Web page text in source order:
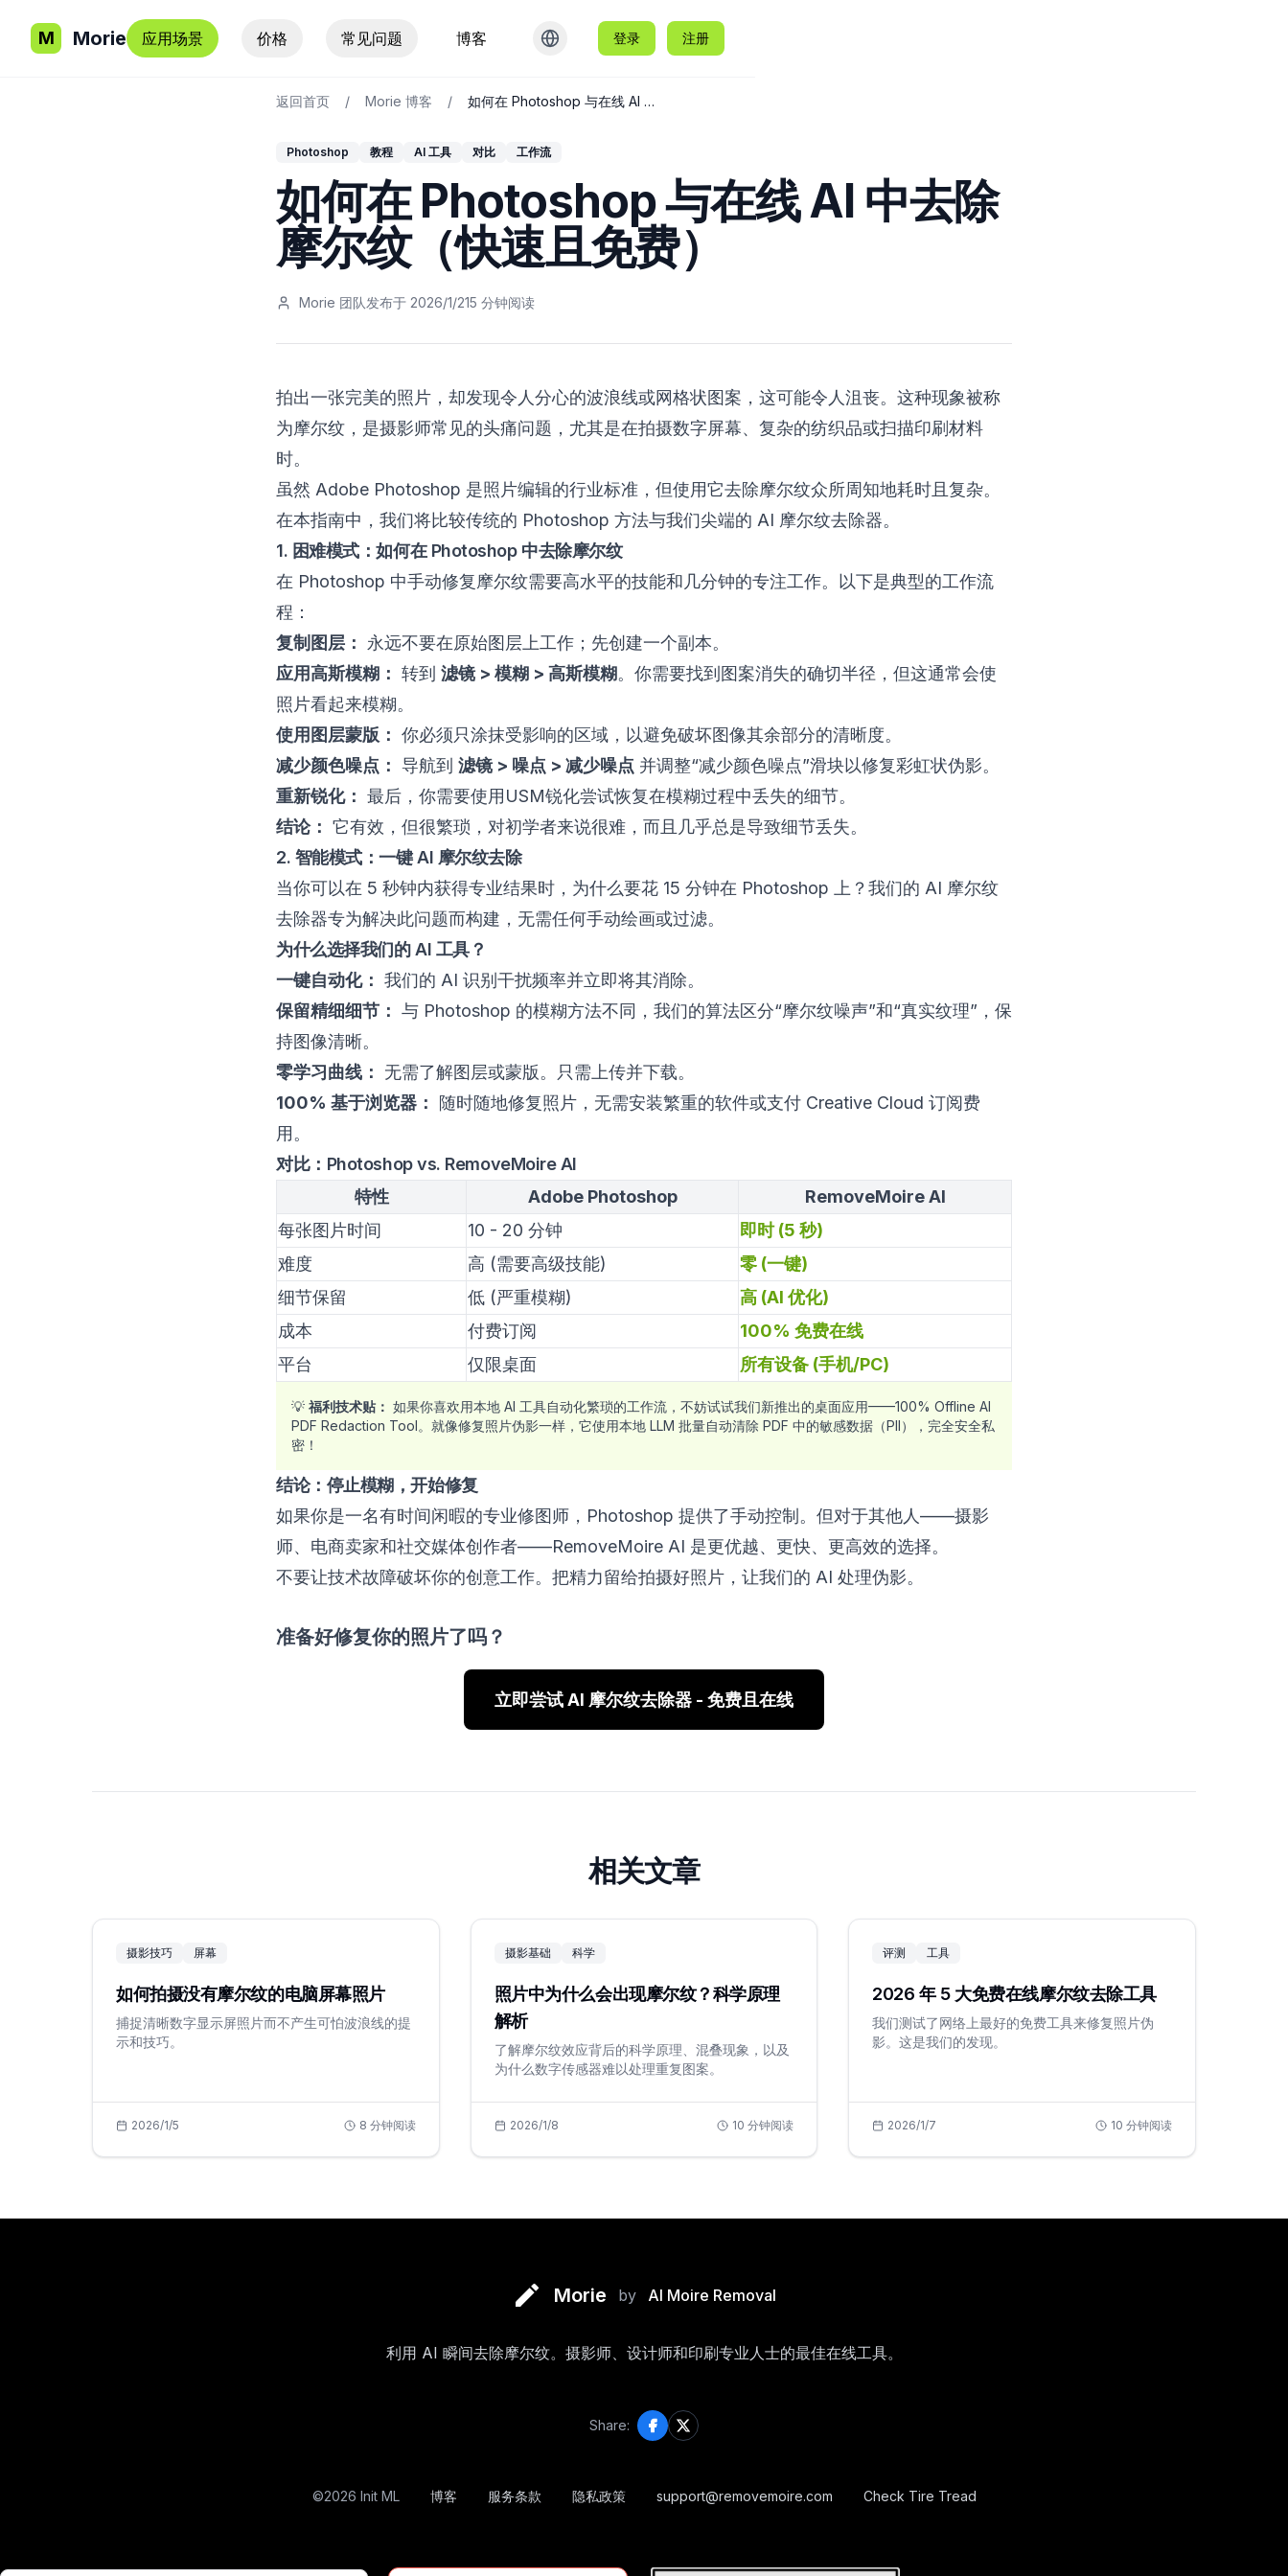
M Morie 应用场景 价格 常见问题 博客 登录 注册
返回首页 / Morie 博客 / 如何在 Photoshop 与在线 AI 中去除摩尔纹（快速且免费）
Photoshop 教程 AI 工具 对比 工作流
如何在 Photoshop 与在线 AI 中去除
摩尔纹（快速且免费）
Morie 团队发布于 2026/1/215 分钟阅读
拍出一张完美的照片，却发现令人分心的波浪线或网格状图案，这可能令人沮丧。这种现象被称
为摩尔纹，是摄影师常见的头痛问题，尤其是在拍摄数字屏幕、复杂的纺织品或扫描印刷材料
时。
虽然 Adobe Photoshop 是照片编辑的行业标准，但使用它去除摩尔纹众所周知地耗时且复杂。
在本指南中，我们将比较传统的 Photoshop 方法与我们尖端的 AI 摩尔纹去除器。
1. 困难模式：如何在 Photoshop 中去除摩尔纹
在 Photoshop 中手动修复摩尔纹需要高水平的技能和几分钟的专注工作。以下是典型的工作流
程：
复制图层：
永远不要在原始图层上工作；先创建一个副本。
应用高斯模糊： 转到 滤镜 > 模糊 > 高斯模糊。你需要找到图案消失的确切半径，但这通常会使
照片看起来模糊。
使用图层蒙版： 你必须只涂抹受影响的区域，以避免破坏图像其余部分的清晰度。
减少颜色噪点： 导航到 滤镜 > 噪点 > 减少噪点 并调整“减少颜色噪点”滑块以修复彩虹状伪影。
重新锐化： 最后，你需要使用USM锐化尝试恢复在模糊过程中丢失的细节。
结论： 它有效，但很繁琐，对初学者来说很难，而且几乎总是导致细节丢失。
2. 智能模式：一键 AI 摩尔纹去除
当你可以在 5 秒钟内获得专业结果时，为什么要花 15 分钟在 Photoshop 上？我们的 AI 摩尔纹
去除器专为解决此问题而构建，无需任何手动绘画或过滤。
为什么选择我们的 AI 工具？
一键自动化： 我们的 AI 识别干扰频率并立即将其消除。
保留精细细节： 与 Photoshop 的模糊方法不同，我们的算法区分“摩尔纹噪声”和“真实纹理”，保
持图像清晰。
零学习曲线：
无需了解图层或蒙版。只需上传并下载。
100% 基于浏览器：
随时随地修复照片，无需安装繁重的软件或支付 Creative Cloud 订阅费
用。
对比：Photoshop vs. RemoveMoire AI
特性
Adobe Photoshop
RemoveMoire AI
每张图片时间
10 - 20 分钟
即时 (5 秒)
难度
高 (需要高级技能)
零 (一键)
细节保留
低 (严重模糊)
高 (AI 优化)
成本
付费订阅
100% 免费在线
平台
仅限桌面 所有设备 (手机/PC)
💡 福利技术贴： 如果你喜欢用本地 AI 工具自动化繁琐的工作流，不妨试试我们新推出的桌面应用——100% Offline AI
PDF Redaction Tool。就像修复照片伪影一样，它使用本地 LLM 批量自动清除 PDF 中的敏感数据（PII），完全安全私
密！
结论：停止模糊，开始修复
如果你是一名有时间闲暇的专业修图师，Photoshop 提供了手动控制。但对于其他人——摄影
师、电商卖家和社交媒体创作者——RemoveMoire AI 是更优越、更快、更高效的选择。
不要让技术故障破坏你的创意工作。把精力留给拍摄好照片，让我们的 AI 处理伪影。
准备好修复你的照片了吗？
立即尝试 AI 摩尔纹去除器 - 免费且在线
相关文章
摄影技巧 屏幕
如何拍摄没有摩尔纹的电脑屏幕照片
捕捉清晰数字显示屏照片而不产生可怕波浪线的提
示和技巧。
2026/1/5 8 分钟阅读
摄影基础 科学
照片中为什么会出现摩尔纹？科学原理
解析
了解摩尔纹效应背后的科学原理、混叠现象，以及
为什么数字传感器难以处理重复图案。
2026/1/8 10 分钟阅读
评测 工具
2026 年 5 大免费在线摩尔纹去除工具
我们测试了网络上最好的免费工具来修复照片伪
影。这是我们的发现。
2026/1/7 10 分钟阅读
Morie by AI Moire Removal
利用 AI 瞬间去除摩尔纹。摄影师、设计师和印刷专业人士的最佳在线工具。
Share:
©2026 Init ML 博客 服务条款 隐私政策 support@removemoire.com Check Tire Tread